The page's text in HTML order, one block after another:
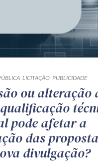
LICITAÇÃO PUBLICIDADE
ou alteração
pode afetar a
das
divulgação?